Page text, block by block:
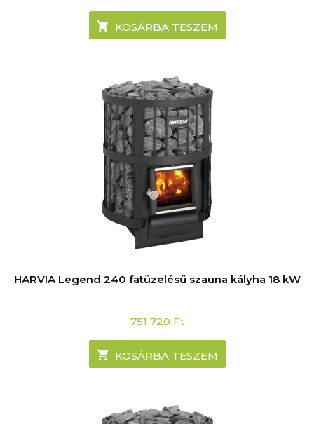
KOSÁRBA TESZEM
HARVIA Legend 240 fatüzelésű szauna kályha 18 kW
751 720 Ft
KOSÁRBA TESZEM